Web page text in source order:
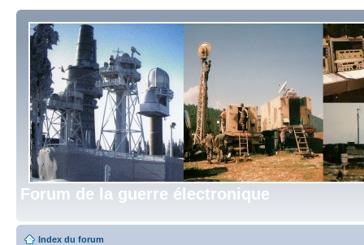
Forum de la guerre électronique
Index du forum